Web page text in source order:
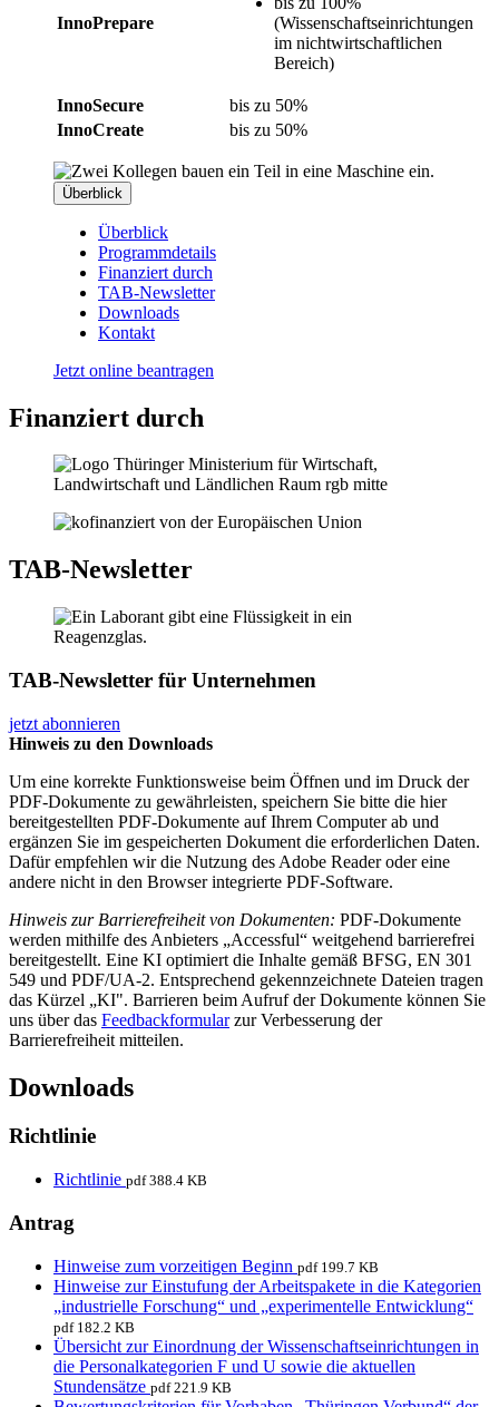
InnoPrepare
(Wissenschaftseinrichtungen
im nichtwirtschaftlichen
Bereich)
InnoSecure
bis zu 50%
InnoCreate
bis zu 50%
Überblick
Überblick
Programmdetails
Finanziert durch
TAB-Newsletter
Downloads
Kontakt
Jetzt online beantragen
Finanziert durch
TAB-Newsletter
TAB-Newsletter für Unternehmen
jetzt abonnieren
Hinweis zu den Downloads
Um eine korrekte Funktionsweise beim Öffnen und im Druck der
PDF-Dokumente zu gewährleisten, speichern Sie bitte die hier
bereitgestellten PDF-Dokumente auf Ihrem Computer ab und
ergänzen Sie im gespeicherten Dokument die erforderlichen Daten.
Dafür empfehlen wir die Nutzung des Adobe Reader oder eine
andere nicht in den Browser integrierte PDF-Software.
Hinweis zur Barrierefreiheit von Dokumenten: PDF-Dokumente
werden mithilfe des Anbieters „Accessful“ weitgehend barrierefrei
bereitgestellt. Eine KI optimiert die Inhalte gemäß BFSG, EN 301
549 und PDF/UA-2. Entsprechend gekennzeichnete Dateien tragen
das Kürzel „KI". Barrieren beim Aufruf der Dokumente können Sie
uns über das Feedbackformularzur Verbesserung der
Barrierefreiheit mitteilen.
Downloads
Richtlinie
Richtlinie pdf 388.4 KB
Antrag
Hinweise zum vorzeitigen Beginn pdf 199.7 KB
Hinweise zur Einstufung der Arbeitspakete in die Kategorien
„industrielle Forschung“ und „experimentelle Entwicklung“
pdf 182.2 KB
Übersicht zur Einordnung der Wissenschaftseinrichtungen in
die Personalkategorien F und U sowie die aktuellen
Stundensätze pdf 221.9 KB